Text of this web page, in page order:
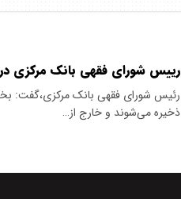
رییس شورای فقهی بانک مرکزی
رئیس شورای فقهی بانک مرکزی،گفت:
ذخیره می‌شوند و خارج از…